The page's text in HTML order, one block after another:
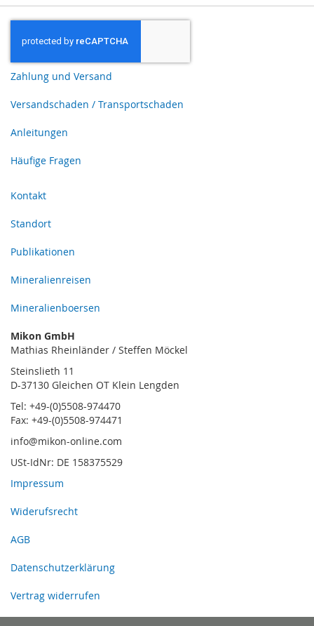
Zahlung und Versand
Versandschaden / Transportschaden
Anleitungen
Häufige Fragen
Kontakt
Standort
Publikationen
Mineralienreisen
Mineralienboersen
Mikon GmbH
Mathias Rheinländer / Steffen Möckel
Steinslieth 11
D-37130 Gleichen OT Klein Lengden
Tel: +49-(0)5508-974470
Fax: +49-(0)5508-974471
info@mikon-online.com
USt-IdNr: DE 158375529
Impressum
Widerufsrecht
AGB
Datenschutzerklärung
Vertrag widerrufen